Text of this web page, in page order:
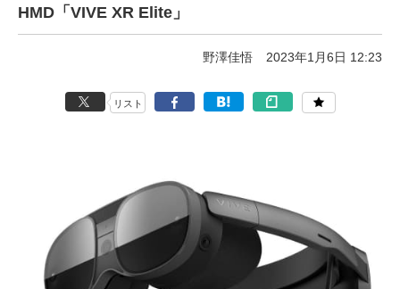
HMD「VIVE XR Elite」
野澤佳悟 2023年1月6日 12:23
リスト